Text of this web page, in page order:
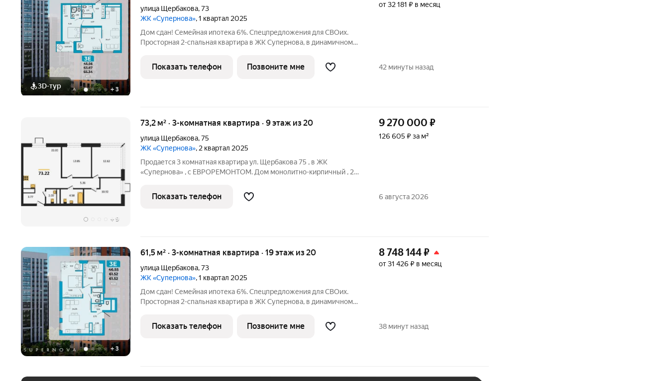
3D-тур + 3
улица Щербакова,73
ЖК «Супернова», 1 квартал 2025
Дом сдан! Семейная ипотека 6%. Спецпредложения для СВОих.
Просторная 2-спальная квартира в ЖК Супернова, в динамичном
счастливой семейной жизни: Две отдельные спальни: для
родителей и
от 32 181 ₽ в месяц
Показать телефон Позвоните мне 42 минуты назад
+ 9
73,2 м² · 3-комнатная квартира · 9 этаж из 20
улица Щербакова,75
ЖК «Супернова», 2 квартал 2025
Продается 3 комнатная квартира ул. Щербакова 75 , в ЖК
«Супернова» , с ЕВРОРЕМОНТОМ. Дом монолитно-кирпичный , 20
кв.м. Комнаты 10,92 кв.м. , 12,05 кв.м. и 12,62 кв.м.. Кухня-гостиная
22 кв.м.
9 270 000 ₽
126 605 ₽ за м²
Показать телефон 6 августа 2026
+3
61,5 м² · 3-комнатная квартира · 19 этаж из 20
улица Щербакова,73
ЖК «Супернова», 1 квартал 2025
Дом сдан! Семейная ипотека 6%. Спецпредложения для СВОих.
Просторная 2-спальная квартира в ЖК Супернова, в динамичном
счастливой семейной жизни: Две отдельные спальни: для
родителей и
8 748 144₽
от 31 426 ₽ в месяц
Показать телефон Позвоните мне 38 минут назад